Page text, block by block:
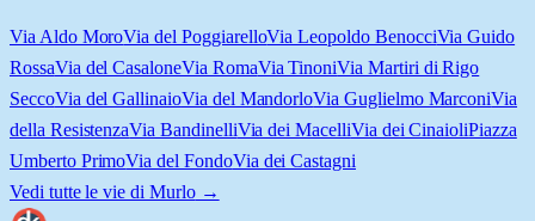
Via Aldo MoroVia del PoggiarelloVia Leopoldo BenocciVia Guido
RossaVia del CasaloneVia RomaVia TinoniVia Martiri di Rigo
SeccoVia del GallinaioVia del MandorloVia Guglielmo MarconiVia
della ResistenzaVia BandinelliVia dei MacelliVia dei CinaioliPiazza
Umberto PrimoVia del FondoVia dei Castagni
Vedi tutte le vie di Murlo→